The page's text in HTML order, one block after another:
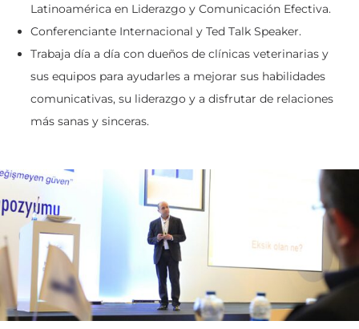
Latinoamérica en Liderazgo y Comunicación Efectiva.
Conferenciante Internacional y Ted Talk Speaker.
Trabaja día a día con dueños de clínicas veterinarias y
sus equipos para ayudarles a mejorar sus habilidades
comunicativas, su liderazgo y a disfrutar de relaciones
más sanas y sinceras.